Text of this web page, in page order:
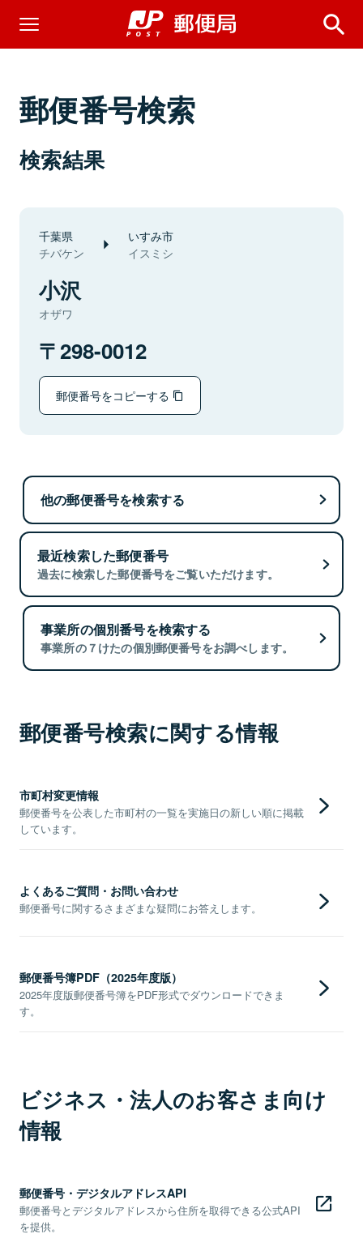
郵便番号検索
検索結果
千葉県
チバケン
いすみ市
イスミシ
小沢
オザワ
298-0012
郵便番号をコピーする
他の郵便番号を検索する
最近検索した郵便番号
過去に検索した郵便番号をご覧いただけます。
事業所の個別番号を検索する
事業所の７けたの個別郵便番号をお調べします。
郵便番号検索に関する情報
市町村変更情報
郵便番号を公表した市町村の一覧を実施日の新しい順に掲載
しています。
よくあるご質問・お問い合わせ
郵便番号に関するさまざまな疑問にお答えします。
郵便番号簿PDF（2025年度版）
2025年度版郵便番号簿をPDF形式でダウンロードできま
す。
ビジネス・法人のお客さま向け
情報
郵便番号・デジタルアドレスAPI
郵便番号とデジタルアドレスから住所を取得できる公式API
を提供。